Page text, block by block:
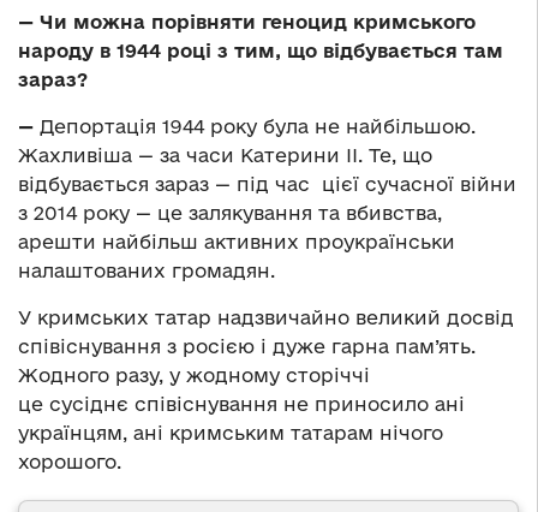
— Чи можна порівняти геноцид кримського
народу в 1944 році з тим, що відбувається там
зараз?
— Депортація 1944 року була не найбільшою.
Жахливіша — за часи Катерини II. Те, що
відбувається зараз — під час цієї сучасної війни
з 2014 року — це залякування та вбивства,
арешти найбільш активних проукраїнськи
налаштованих громадян.
У кримських татар надзвичайно великий досвід
співіснування з росією і дуже гарна пам’ять.
Жодного разу, у жодному сторіччі
це сусіднє співіснування не приносило ані
українцям, ані кримським татарам нічого
хорошого.